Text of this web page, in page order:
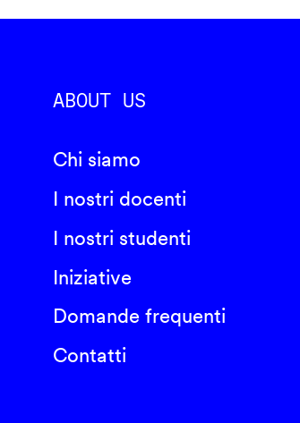
ABOUT US
Chi siamo
I nostri docenti
I nostri studenti
Iniziative
Domande frequenti
Contatti